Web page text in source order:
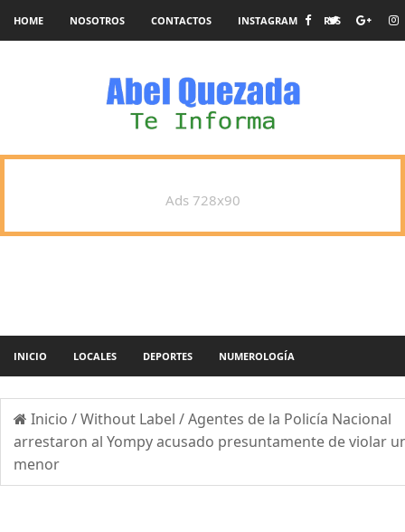
HOME NOSOTROS CONTACTOS INSTAGRAM RSS
Ads 728x90
INICIO LOCALES DEPORTES NUMEROLOGÍA
Inicio /Without Label /Agentes de la Policía Nacional
arrestaron al Yompy acusado presuntamente de violar
menor